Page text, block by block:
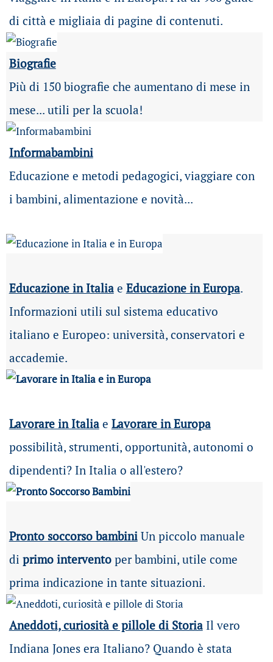
di città e migliaia di pagine di contenuti.
Biografie
Più di 150 biografie che aumentano di mese in
mese... utili per la scuola!
Informabambini
Educazione e metodi pedagogici, viaggiare con
i bambini, alimentazione e novità...
Educazione in Italiae Educazione in Europa.
Informazioni utili sul sistema educativo
italiano e Europeo: università, conservatori e
accademie.
Lavorare in Italia e Lavorare in Europa
possibilità, strumenti, opportunità, autonomi o
dipendenti? In Italia o all'estero?
Pronto soccorso bambiniUn piccolo manuale
di primo interventoper bambini, utile come
prima indicazione in tante situazioni.
Aneddoti, curiosità e pillole di Storia Il vero
Indiana Jones era Italiano? Quando è stata